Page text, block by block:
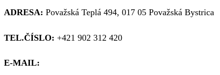
ADRESA: Považská Teplá 494, 017 05 Považská Bystrica
TEL.ČÍSLO: +421 902 312 420
E-MAIL: